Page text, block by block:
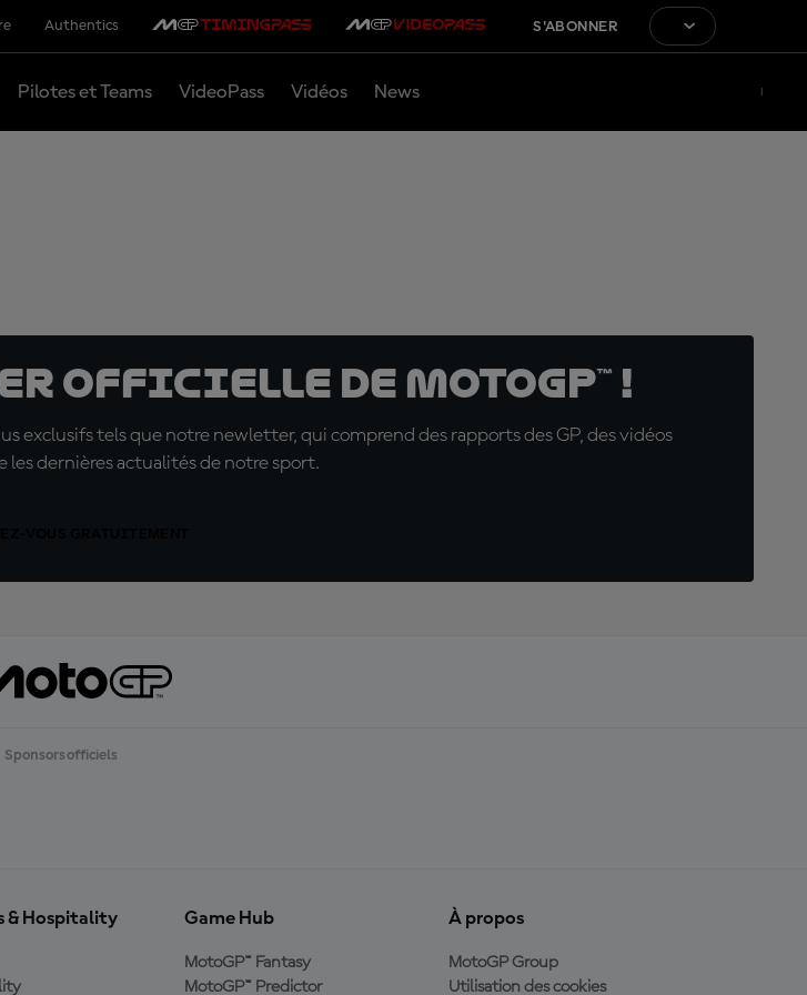
Authentics S'ABONNER
Pilotes et Teams VideoPass Vidéos News
officielle de MotoGP™ !
exclusifs tels que notre newletter, qui comprend des rapports des GP, des vidéos
les dernières actualités de notre sport.
Sponsors officiels
& Hospitality Game Hub
MotoGP™ Fantasy
MotoGP™ Predictor
À propos
MotoGP Group
Utilisation des cookies